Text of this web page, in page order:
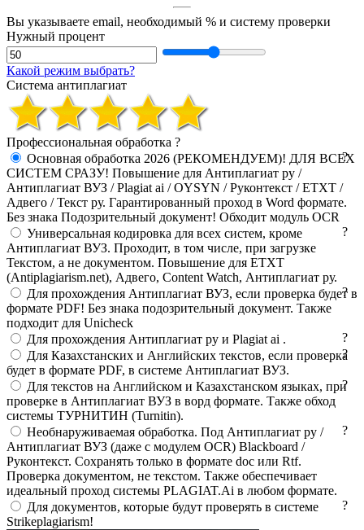
Вы указываете email, необходимый % и систему проверки
Нужный процент
Какой режим выбрать?
Система антиплагиат
Профессиональная обработка ?
?
Основная обработка 2026 (РЕКОМЕНДУЕМ)! ДЛЯ ВСЕХ
СИСТЕМ СРАЗУ! Повышение для Антиплагиат ру /
Антиплагиат ВУЗ / Plagiat ai / OYSYN / Руконтекст / ETXT /
Адвего / Текст ру. Гарантированный проход в Word формате.
Без знака Подозрительный документ! Обходит модуль OCR
?
Универсальная кодировка для всех систем, кроме
Антиплагиат ВУЗ. Проходит, в том числе, при загрузке
Текстом, а не документом. Повышение для ETXT
(Antiplagiarism.net), Адвего, Content Watch, Антиплагиат ру.
?
Для прохождения Антиплагиат ВУЗ, если проверка будет в
формате PDF! Без знака подозрительный документ. Также
подходит для Unicheck
?
Для прохождения Антиплагиат ру и Plagiat ai .
?
Для Казахстанских и Английских текстов, если проверка
будет в формате PDF, в системе Антиплагиат ВУЗ.
?
Для текстов на Английском и Казахстанском языках, при
проверке в Антиплагиат ВУЗ в ворд формате. Также обход
системы ТУРНИТИН (Turnitin).
?
Необнаруживаемая обработка. Под Антиплагиат ру /
Антиплагиат ВУЗ (даже с модулем OCR) Blackboard /
Руконтекст. Cохранять только в формате doc или Rtf.
Проверка документом, не текстом. Также обеспечивает
идеальный проход системы PLAGIAT.Ai в любом формате.
?
Для документов, которые будут проверять в системе
Strikeplagiarism!